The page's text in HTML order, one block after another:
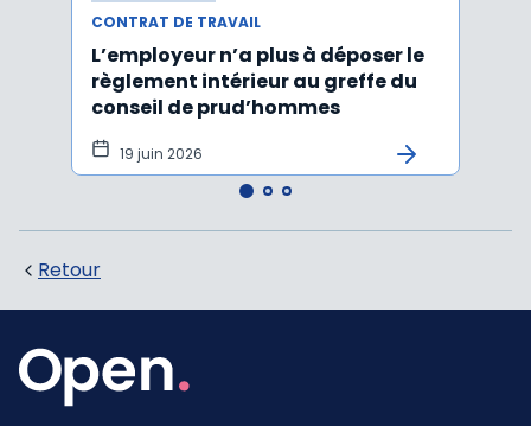
CONTRAT DE TRAVAIL
L’employeur n’a plus à déposer le
règlement intérieur au greffe du
conseil de prud’hommes
19 juin 2026
Retour